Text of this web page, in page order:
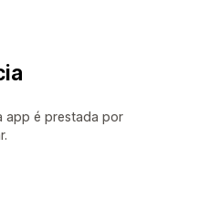
app é prestada por